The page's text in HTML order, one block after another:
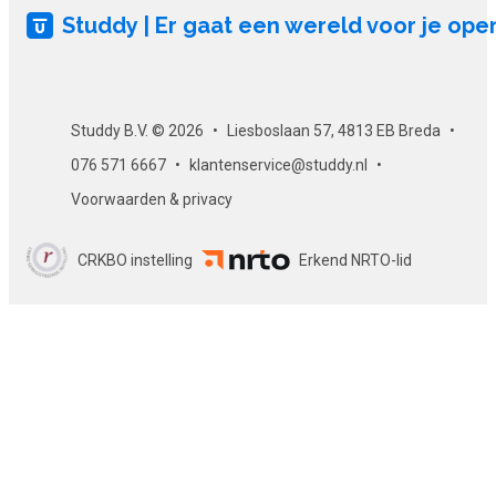
Wat kan je of ken je na de cursus
Hoe je jouw organisatie in kaart te brengt via een
nulmeting
Persona
bijvoorbeeld via de Keyword Planner van Google
Studdy | Er gaat een wereld voor je
Studdy B.V. © 2026
Liesboslaan 57, 4813 EB Breda
076 571 6667
klantenservice@studdy.nl
Voorwaarden & privacy
CRKBO instelling Erkend NRTO-lid